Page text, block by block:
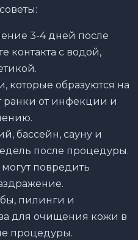
3-4 дней после
контакта с водой,
которые образуются на
от инфекции и
бассейн, сауну и
после процедуры.
повредить
пилинги и
для очищения кожи в
процедуры.